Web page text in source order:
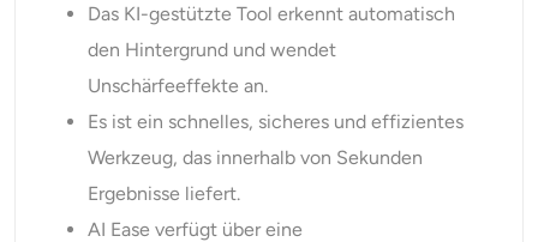
Das KI-gestützte Tool erkennt automatisch
den Hintergrund und wendet
Unschärfeeffekte an.
Es ist ein schnelles, sicheres und effizientes
Werkzeug, das innerhalb von Sekunden
Ergebnisse liefert.
AI Ease verfügt über eine